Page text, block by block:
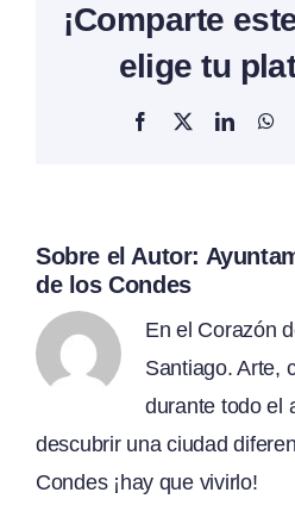
¡Comparte
elige tu
Facebook
X
Sobre el Autor:
de los Condes
En el Corazón
Santiago. Arte,
durante todo el
descubrir una ciudad
Condes ¡hay que vivirlo!